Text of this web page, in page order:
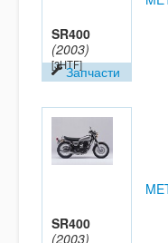
SR400
(2003)
[3HTF]Запчасти
SR400
(2003)